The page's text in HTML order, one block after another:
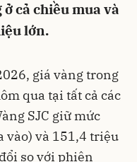
cả chiều mua và
lớn.
giá vàng trong
qua tại tất cả các
SJC giữ mức
vào) và 151,4 triệu
so với phiên